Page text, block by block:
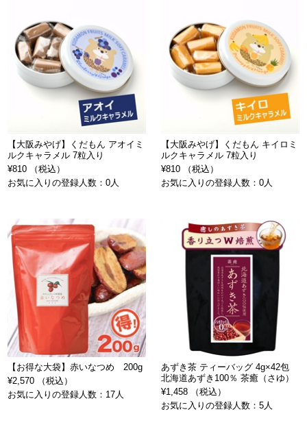
【大阪みやげ】くだもん アオイミ
ルクキャラメル 7粒入り
¥810 （税込）
お気に入りの登録人数：0人
【大阪みやげ】くだもん キイロミ
ルクキャラメル 7粒入り
¥810 （税込）
お気に入りの登録人数：0人
【お得な大袋】赤いなつめ 200g
¥2,570 （税込）
お気に入りの登録人数：17人
あずき茶 ティーバッグ 4g×42包
北海道あずき100％ 茶癒（さゆ）
¥1,458 （税込）
お気に入りの登録人数：5人